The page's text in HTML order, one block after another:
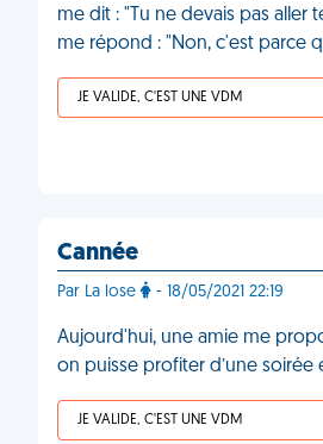
me dit : "Tu ne devais pas aller
me répond : "Non, c'est parce
JE VALIDE, C'EST UNE VDM
Cannée
Par La lose - 18/05/2021 22:19
Aujourd'hui, une amie me
on puisse profiter d’une soirée
JE VALIDE, C'EST UNE VDM